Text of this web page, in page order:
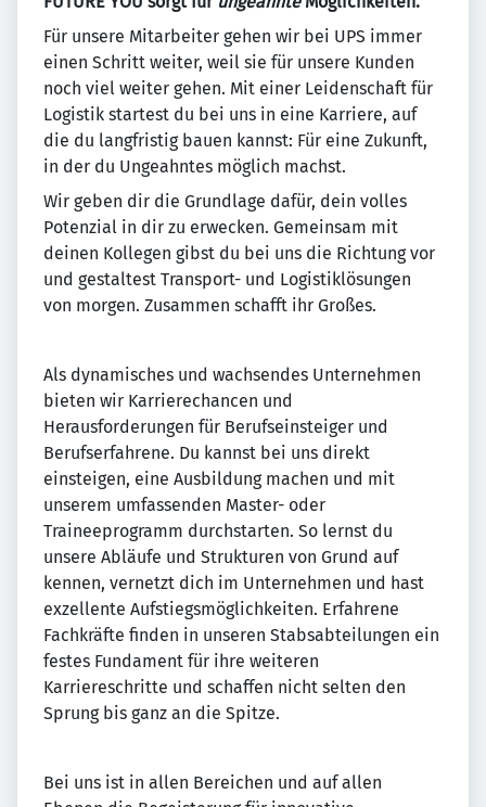
Für unsere Mitarbeiter gehen wir bei UPS immer
einen Schritt weiter, weil sie für unsere Kunden
noch viel weiter gehen. Mit einer Leidenschaft für
Logistik startest du bei uns in eine Karriere, auf
die du langfristig bauen kannst: Für eine Zukunft,
in der du Ungeahntes möglich machst.
Wir geben dir die Grundlage dafür, dein volles
Potenzial in dir zu erwecken. Gemeinsam mit
deinen Kollegen gibst du bei uns die Richtung vor
und gestaltest Transport- und Logistiklösungen
von morgen. Zusammen schafft ihr Großes.
Als dynamisches und wachsendes Unternehmen
bieten wir Karrierechancen und
Herausforderungen für Berufseinsteiger und
Berufserfahrene. Du kannst bei uns direkt
einsteigen, eine Ausbildung machen und mit
unserem umfassenden Master- oder
Traineeprogramm durchstarten. So lernst du
unsere Abläufe und Strukturen von Grund auf
kennen, vernetzt dich im Unternehmen und hast
exzellente Aufstiegsmöglichkeiten. Erfahrene
Fachkräfte finden in unseren Stabsabteilungen ein
festes Fundament für ihre weiteren
Karriereschritte und schaffen nicht selten den
Sprung bis ganz an die Spitze.
Bei uns ist in allen Bereichen und auf allen